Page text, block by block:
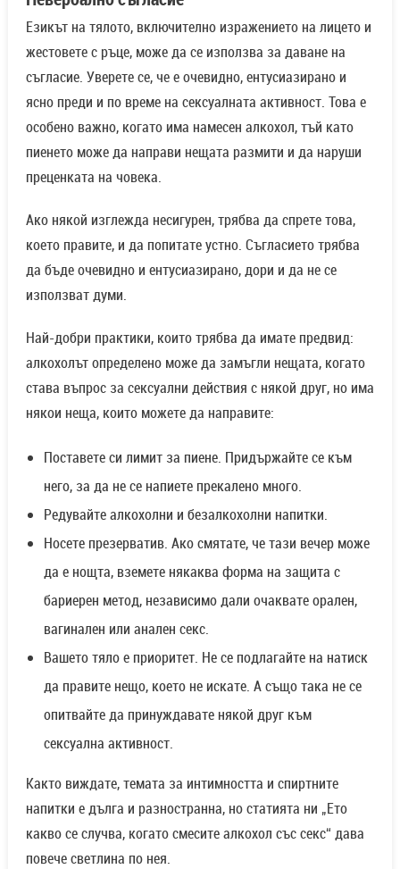
Езикът на тялото, включително изражението на лицето и
жестовете с ръце, може да се използва за даване на
съгласие. Уверете се, че е очевидно, ентусиазирано и
ясно преди и по време на сексуалната активност. Това е
особено важно, когато има намесен алкохол, тъй като
пиенето може да направи нещата размити и да наруши
преценката на човека.
Ако някой изглежда несигурен, трябва да спрете това,
което правите, и да попитате устно. Съгласието трябва
да бъде очевидно и ентусиазирано, дори и да не се
използват думи.
Най-добри практики, които трябва да имате предвид:
алкохолът определено може да замъгли нещата, когато
става въпрос за сексуални действия с някой друг, но има
някои неща, които можете да направите:
Поставете си лимит за пиене. Придържайте се към
него, за да не се напиете прекалено много.
Редувайте алкохолни и безалкохолни напитки.
Носете презерватив. Ако смятате, че тази вечер може
да е нощта, вземете някаква форма на защита с
бариерен метод, независимо дали очаквате орален,
вагинален или анален секс.
Вашето тяло е приоритет. Не се подлагайте на натиск
да правите нещо, което не искате. А също така не се
опитвайте да принуждавате някой друг към
сексуална активност.
Както виждате, темата за интимността и спиртните
напитки е дълга и разностранна, но статията ни „Ето
какво се случва, когато смесите алкохол със секс“ дава
повече светлина по нея.